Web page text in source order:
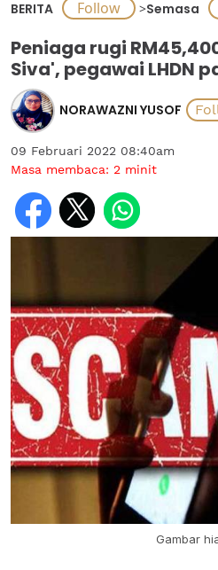
BERITA >Semasa
Peniaga rugi
Siva', pegawai LHDN
NORAWAZNI YUSOF
09 Februari 2022 08:40am
Masa membaca: 2 minit
Gambar